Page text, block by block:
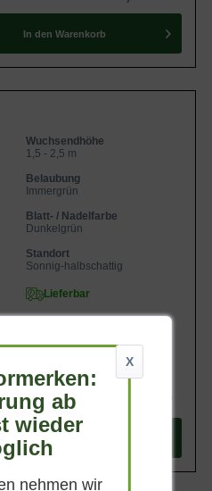
In den Warenkorb
Wuchsendhöhe
1,5 - 2,5 m
Belaubung
Immergrün
Blatt- / Nadelfarbe
Dunkelgrün
Standort
Sonnig-halbschattig
Lieferbar
In den
X
ab
wieder
nehmen wir